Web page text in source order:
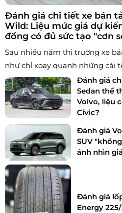
Đánh giá chi tiết xe bán
Wild: Liệu mức giá dự
đồng có đủ sức tạo "cơn
Sau nhiều năm thị trường xe
như chỉ xoay quanh những cái
Đánh giá
Sedan thể
Volvo, liệu
Civic?
Đánh giá
SUV
ánh nhìn
Đánh giá
Energy